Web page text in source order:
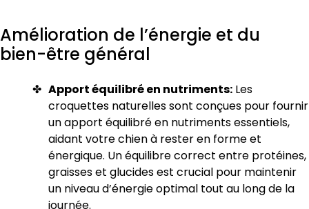
Amélioration de l’énergie et du
bien-être général
Apport équilibré en nutriments: Les
croquettes naturelles sont conçues pour fournir
un apport équilibré en nutriments essentiels,
aidant votre chien à rester en forme et
énergique. Un équilibre correct entre protéines,
graisses et glucides est crucial pour maintenir
un niveau d’énergie optimal tout au long de la
journée.